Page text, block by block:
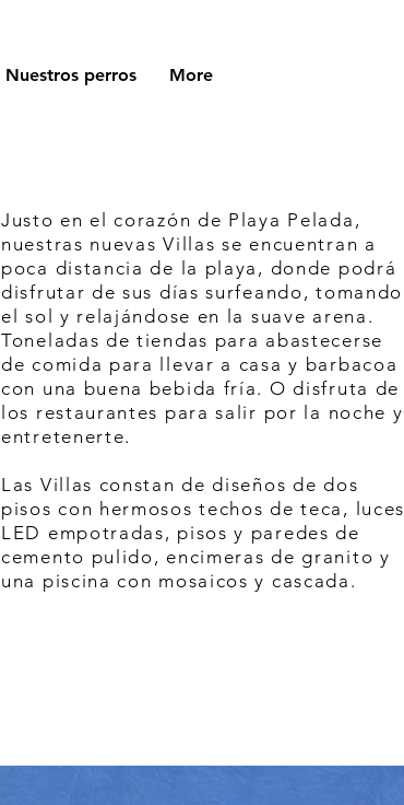
Nuestros perros More
Justo en el corazón de Playa Pelada,
nuestras nuevas Villas se encuentran a
poca distancia de la playa, donde podrá
disfrutar de sus días surfeando, tomando
el sol y relajándose en la suave arena.
Toneladas de tiendas para abastecerse
de comida para llevar a casa y barbacoa
con una buena bebida fría. O disfruta de
los restaurantes para salir por la noche y
entretenerte.
Las Villas constan de diseños de dos
pisos con hermosos techos de teca, luces
LED empotradas, pisos y paredes de
cemento pulido, encimeras de granito y
una piscina con mosaicos y cascada.